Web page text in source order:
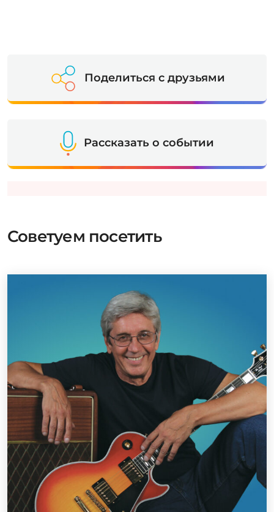
Поделиться с друзьями
Рассказать о событии
Советуем посетить